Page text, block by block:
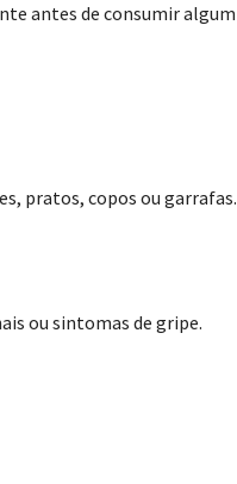
antes de consumir algum
pratos, copos ou garrafas.
ou sintomas de gripe.